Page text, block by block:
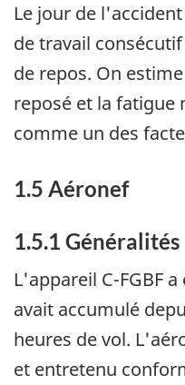
Le jour de
de travail
de repos. On
reposé et la fatigue
comme un des
1.5 Aéronef
1.5.1 Généralités
L'appareil C-FGBF
avait accumulé
heures de vol.
et entretenu